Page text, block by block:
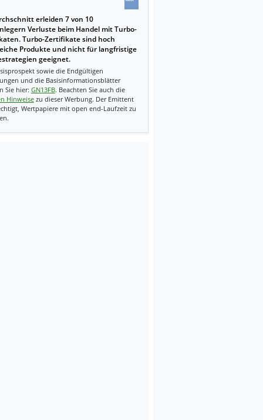
erleiden 7 von 10
Verluste beim Handel mit Turbo-
Turbo-Zertifikate sind hoch
Produkte und nicht für langfristige
geeignet.
sowie die Endgültigen
und die Basisinformationsblätter
Sie hier: GN13FB. Beachten Sie auch die
Hinweisezu dieser Werbung. Der Emittent
Wertpapiere mit open end-Laufzeit zu